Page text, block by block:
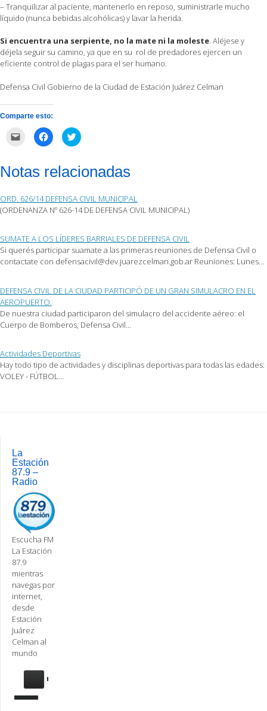
– Tranquilizar al paciente, mantenerlo en reposo, suministrarle mucho
líquido (nunca bebidas alcohólicas) y lavar la herida.
Si encuentra una serpiente, no la mate ni la moleste. Aléjese y
déjela seguir su camino, ya que en su rol de predadores ejercen un
eficiente control de plagas para el ser humano.
Defensa Civil Gobierno de la Ciudad de Estación Juárez Celman
Comparte esto:
correo
electrónico
amigo
(Se
abre
ventana
nueva)
Haz
clic
Facebook
(Se
una
ventana
nueva)
Haz
clic
en
Twitter
(Se
una
ventana
nueva)
Notas relacionadas
ORD. 626/14 DEFENSA CIVIL MUNICIPAL
(ORDENANZA Nº 626-14 DE DEFENSA CIVIL MUNICIPAL)
SUMATE A LOS LÍDERES BARRIALES DE DEFENSA CIVIL
Si querés participar suamate a las primeras reuniones de Defensa Civil o
contactate con defensacivil@dev.juarezcelman.gob.ar Reuniones: Lunes…
DEFENSA CIVIL DE LA CIUDAD PARTICIPÓ DE UN GRAN SIMULACRO EN EL
AEROPUERTO.
De nuestra ciudad participaron del simulacro del accidente aéreo: el
Cuerpo de Bomberos, Defensa Civil…
Actividades Deportivas
Hay todo tipo de actividades y disciplinas deportivas para todas las edades:
VOLEY - FÚTBOL…
navigation
La
Estación
87.9 –
Radio
Escucha FM
La Estación
87.9
mientras
navegas por
internet,
desde
Estación
Juárez
Celman al
mundo